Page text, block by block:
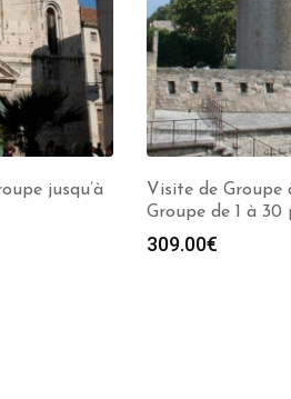
jusqu’à
Visite de Groupe
Groupe de 1 à 30
309.00€